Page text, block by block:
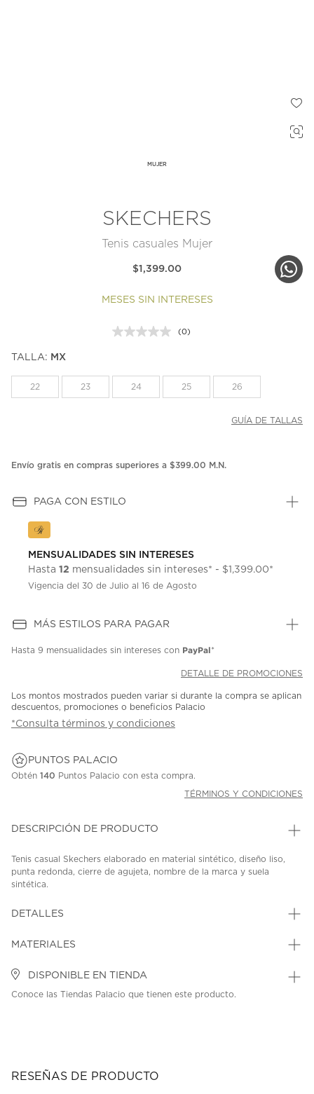
MUJER
SKECHERS
Tenis casuales Mujer
$1,399.00
MESES SIN INTERESES
Sin
la
misma
(0)
TALLA: MX
22 23 24 25 26
GUÍA DE TALLAS
Envío gratis en compras superiores a $399.00 M.N.
PAGA CON ESTILO
MENSUALIDADES SIN INTERESES
Hasta 12 mensualidades sin intereses* - $1,399.00*
Vigencia del 30 de Julio al 16 de Agosto
MÁS ESTILOS PARA PAGAR
Hasta 9 mensualidades sin intereses con PayPal*
DETALLE DE PROMOCIONES
Los montos mostrados pueden variar si durante la compra se aplican
descuentos, promociones o beneficios Palacio
*Consulta términos y condiciones
PUNTOS PALACIO
Obtén 140 Puntos Palacio con esta compra.
TÉRMINOS Y CONDICIONES
DESCRIPCIÓN DE PRODUCTO
Tenis casual Skechers elaborado en material sintético, diseño liso,
punta redonda, cierre de agujeta, nombre de la marca y suela
sintética.
DETALLES
MATERIALES
DISPONIBLE EN TIENDA
Conoce las Tiendas Palacio que tienen este producto.
RESEÑAS DE PRODUCTO